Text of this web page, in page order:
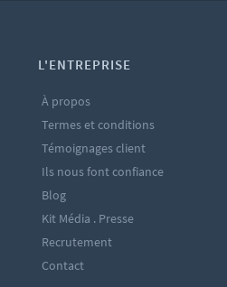
L'ENTREPRISE
À propos
Termes et conditions
Témoignages client
Ils nous font confiance
Blog
Kit Média . Presse
Recrutement
Contact